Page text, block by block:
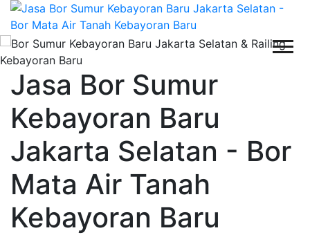
Jasa Bor Sumur
Kebayoran Baru
Jakarta Selatan - Bor
Mata Air Tanah
Kebayoran Baru